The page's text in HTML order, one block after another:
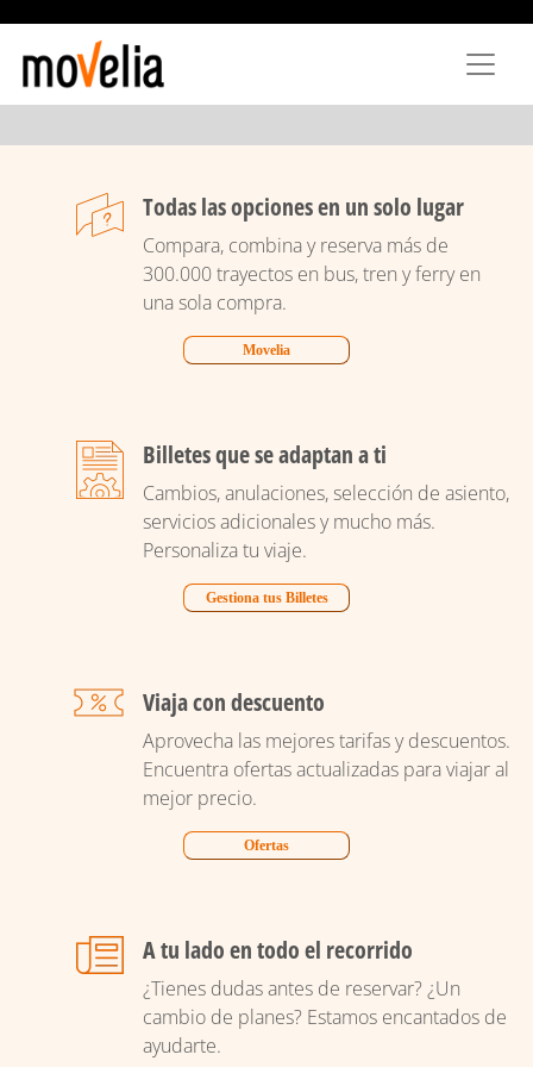
conteúdo
Todas las opciones en un solo lugar
Compara, combina y reserva más de
300.000 trayectos en bus, tren y ferry en
una sola compra.
Movelia
Billetes que se adaptan a ti
Cambios, anulaciones, selección de asiento,
servicios adicionales y mucho más.
Personaliza tu viaje.
Gestiona tus Billetes
Viaja con descuento
Aprovecha las mejores tarifas y descuentos.
Encuentra ofertas actualizadas para viajar al
mejor precio.
Ofertas
A tu lado en todo el recorrido
¿Tienes dudas antes de reservar? ¿Un
cambio de planes? Estamos encantados de
ayudarte.